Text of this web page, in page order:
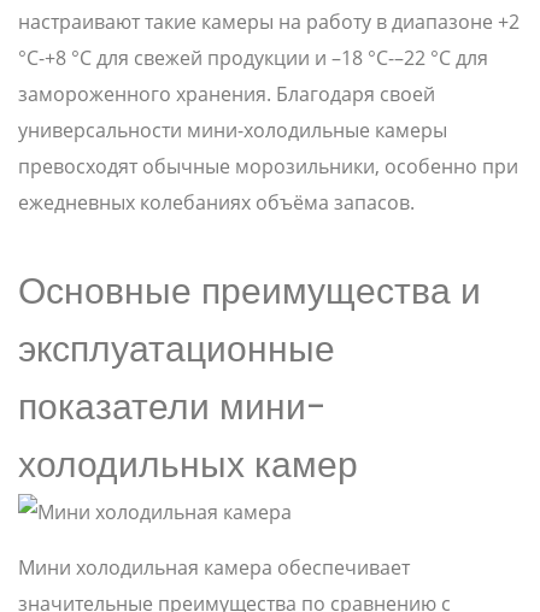
настраивают такие камеры на работу в диапазоне +2
°C-+8 °C для свежей продукции и –18 °C-–22 °C для
замороженного хранения. Благодаря своей
универсальности мини-холодильные камеры
превосходят обычные морозильники, особенно при
ежедневных колебаниях объёма запасов.
Основные преимущества и
эксплуатационные
показатели мини-
холодильных камер
Мини холодильная камера обеспечивает
значительные преимущества по сравнению с